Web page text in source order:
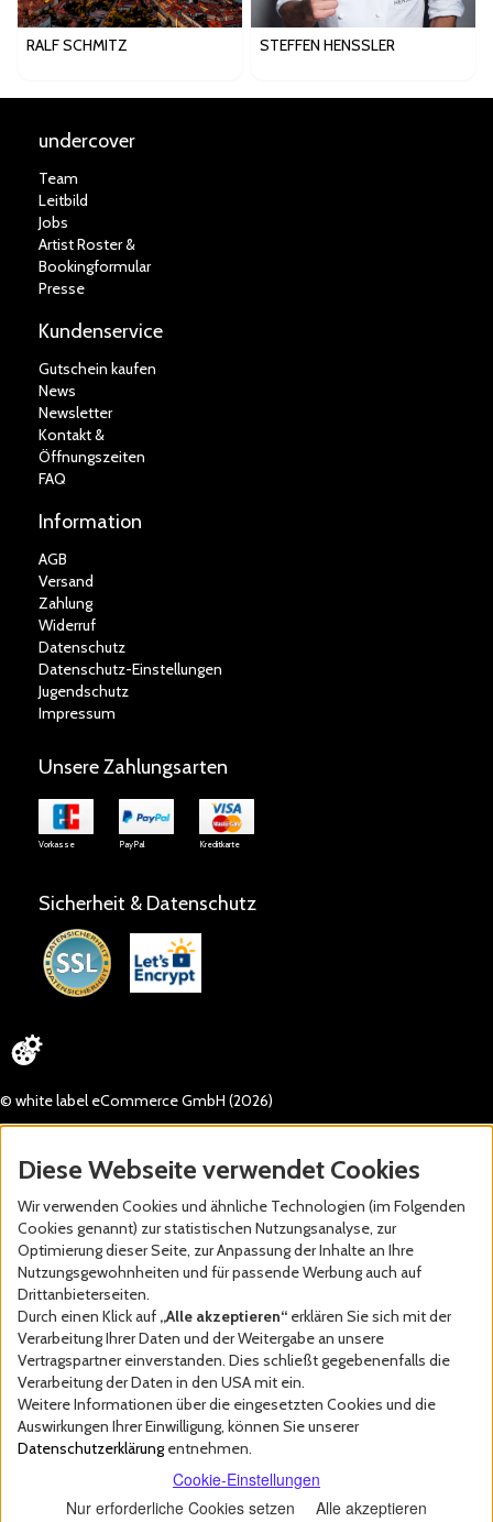
RALF SCHMITZ STEFFEN HENSSLER
undercover
Team
Leitbild
Jobs
Artist Roster &
Bookingformular
Presse
Kundenservice
Gutschein kaufen
News
Newsletter
Kontakt &
Öffnungszeiten
FAQ
Information
AGB
Versand
Zahlung
Widerruf
Datenschutz
Datenschutz-Einstellungen
Jugendschutz
Impressum
Unsere Zahlungsarten
Vorkasse PayPal Kreditkarte
Sicherheit & Datenschutz
© white label eCommerce GmbH (2026)
Diese Webseite verwendet Cookies
Wir verwenden Cookies und ähnliche Technologien (im Folgenden
Cookies genannt) zur statistischen Nutzungsanalyse, zur
Optimierung dieser Seite, zur Anpassung der Inhalte an Ihre
Nutzungsgewohnheiten und für passende Werbung auch auf
Drittanbieterseiten.
Durch einen Klick auf „Alle akzeptieren“ erklären Sie sich mit der
Verarbeitung Ihrer Daten und der Weitergabe an unsere
Vertragspartner einverstanden. Dies schließt gegebenenfalls die
Verarbeitung der Daten in den USA mit ein.
Weitere Informationen über die eingesetzten Cookies und die
Auswirkungen Ihrer Einwilligung, können Sie unserer
Datenschutzerklärungentnehmen.
Cookie-Einstellungen
Nur erforderliche Cookies setzen
Alle akzeptieren